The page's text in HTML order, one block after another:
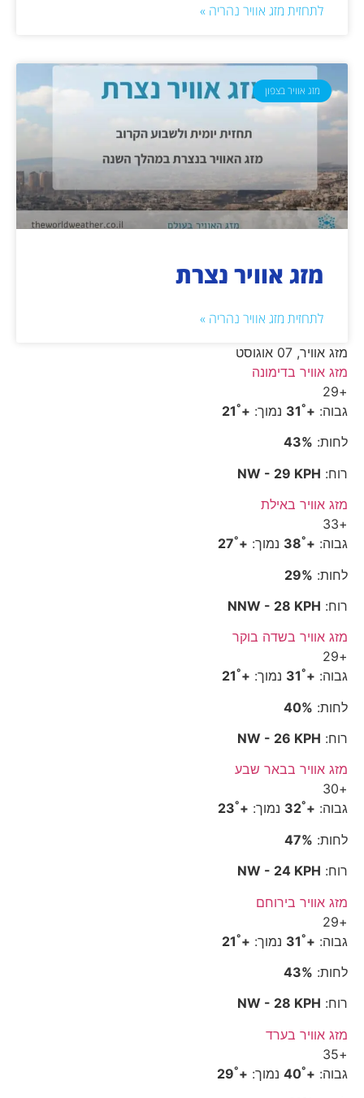
לתחזית מזג אוויר נהריה »
מזג אוויר בצפון
מזג אוויר נצרת
לתחזית מזג אוויר נהריה »
מזג אוויר, 07 אוגוסט
מזג אוויר בדימונה
+
29
גבוה: +
31° נמוך: +
21°
לחות: 43%
רוח: NW - 29 KPH
מזג אוויר באילת
+
33
גבוה: +
38° נמוך: +
27°
לחות: 29%
רוח: NNW - 28 KPH
מזג אוויר בשדה בוקר
+
29
גבוה: +
31° נמוך: +
21°
לחות: 40%
רוח: NW - 26 KPH
מזג אוויר בבאר שבע
+
30
גבוה: +
32° נמוך: +
23°
לחות: 47%
רוח: NW - 24 KPH
מזג אוויר בירוחם
+
29
גבוה: +
31° נמוך: +
21°
לחות: 43%
רוח: NW - 28 KPH
מזג אוויר בערד
+
35
גבוה: +
40° נמוך: +
29°